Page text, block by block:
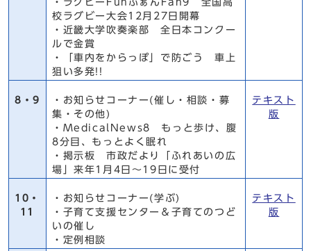
校ラグビー大会12月27日開幕
・近畿大学吹奏楽部 全日本コンクー
ルで金賞
・「車内をからっぽ」で防ごう 車上
狙い多発!!
8・9
・お知らせコーナー(催し・相談・募
集・その他)
・MedicalNews8 もっと歩け、腹
8分目、もっとよく眠れ
・掲示板 市政だより「ふれあいの広
場」来年1月4日～19日に受付
テキスト
版
10・
11
・お知らせコーナー(学ぶ)
・子育て支援センター＆子育てのつど
いの催し
・定例相談
テキスト
版